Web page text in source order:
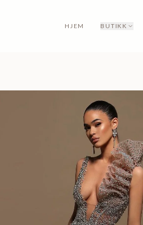
HJEM BUTIKK